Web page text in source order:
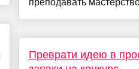
преподавать
Преврати идею в